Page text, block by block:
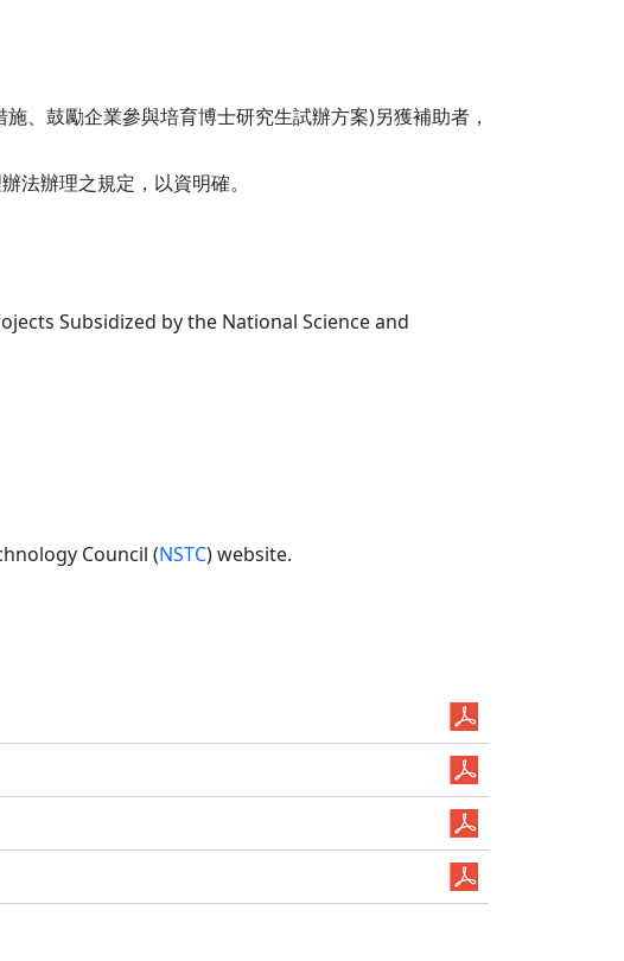
、鼓勵企業參與培育博士研究生試辦方案)另獲補助者，
法辦理之規定，以資明確。
Subsidized by the National Science and
Council (NSTC) website.